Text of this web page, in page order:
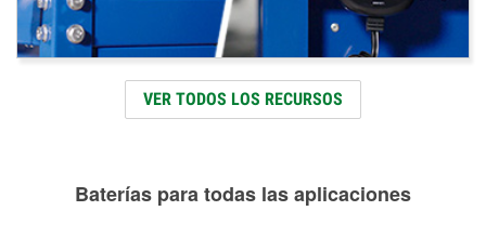
VER TODOS LOS RECURSOS
Baterías para todas las aplicaciones